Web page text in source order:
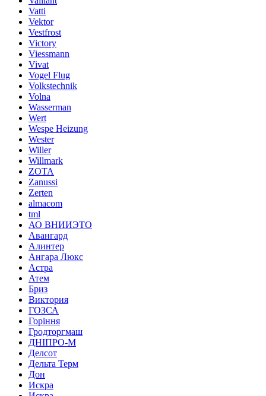
Vatti
Vektor
Vestfrost
Victory
Viessmann
Vivat
Vogel Flug
Volkstechnik
Volna
Wasserman
Wert
Wespe Heizung
Wester
Willer
Willmark
ZOTA
Zanussi
Zerten
almacom
tml
АО ВНИИЭТО
Авангард
Алинтер
Ангара Люкс
Астра
Атем
Бриз
Виктория
ГОЗСА
Горіння
Гродторгмаш
ДНІПРО-М
Делсот
Дельта Терм
Дон
Искра